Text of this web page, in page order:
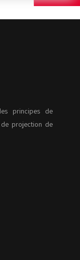
principes de
de projection de